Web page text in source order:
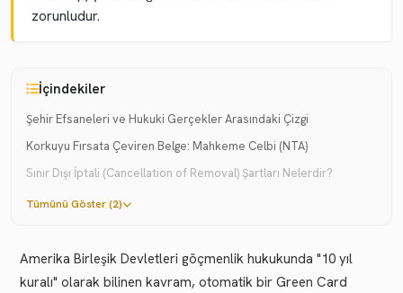
zorunludur.
İçindekiler
Şehir Efsaneleri ve Hukuki Gerçekler Arasındaki Çizgi
Korkuyu Fırsata Çeviren Belge: Mahkeme Celbi (NTA)
Sınır Dışı İptali (Cancellation of Removal) Şartları Nelerdir?
Tümünü Göster (2)
Amerika Birleşik Devletleri göçmenlik hukukunda "10 yıl
kuralı" olarak bilinen kavram, otomatik bir Green Card